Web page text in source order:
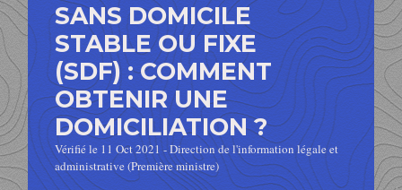
SANS DOMICILE
STABLE OU FIXE
(SDF) : COMMENT
OBTENIR UNE
DOMICILIATION ?
Vérifié le 11 Oct 2021 - Direction de l'information légale et
administrative (Première ministre)